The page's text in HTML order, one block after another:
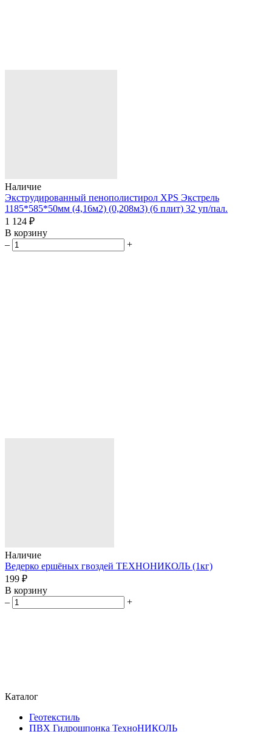
Наличие
Экструдированный пенополистирол XPS Экстрель
1185*585*50мм (4,16м2) (0,208м3) (6 плит) 32 уп/пал.
1 124 ₽
В корзину
–
+
Наличие
Ведерко ершёных гвоздей ТЕХНОНИКОЛЬ (1кг)
199 ₽
В корзину
–
+
Каталог
Геотекстиль
ПВХ Гидрошпонка ТехноНИКОЛЬ